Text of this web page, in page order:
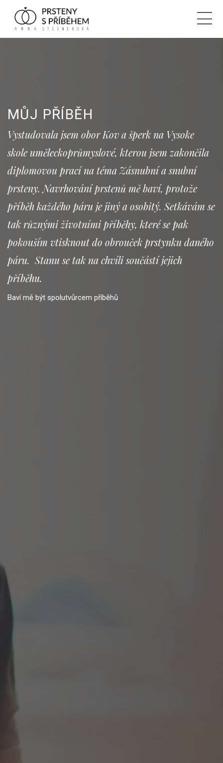
MŮJ PŘÍBĚH
Vystudovala jsem obor Kov a šperk na Vysoke
skole uměleckoprůmyslové, kterou jsem zakončila
diplomovou prací na téma Zásnubní a snubní
prsteny. Navrhování prstenů mě baví, protože
příběh každého páru je jiný a osobitý. Setkávám se
tak různými životními příběhy, které se pak
pokouším vtisknout do obrouček prstynku daného
páru. Stanu se tak na chvíli součástí jejich
příběhu.
Baví mě být spolutvůrcem příběhů